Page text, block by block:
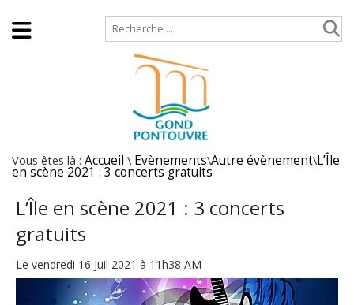
Vous êtes là : Accueil \ Evènements\Autre évènement\L’Île
en scène 2021 : 3 concerts gratuits
L’Île en scène 2021 : 3 concerts
gratuits
Le vendredi 16 Juil 2021 à 11h38 AM